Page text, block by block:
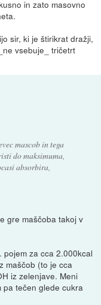
in zato masovno
sir, ki je štirikrat dražji,
vsebuje_ tričetrt
mascob in tega
do maksimuma,
absorbira,
gre maščoba takoj v
za cca 2.000kcal
maščob (to je cca
iz zelenjave. Meni
pa tečen glede cukra